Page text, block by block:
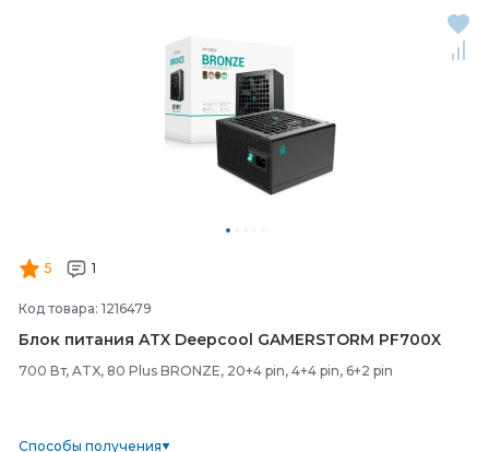
5 1
Код товара: 1216479
Блок питания ATX Deepcool GAMERSTORM PF700X
700 Вт, ATX, 80 Plus BRONZE, 20+4 pin, 4+4 pin, 6+2 pin
Способы получения